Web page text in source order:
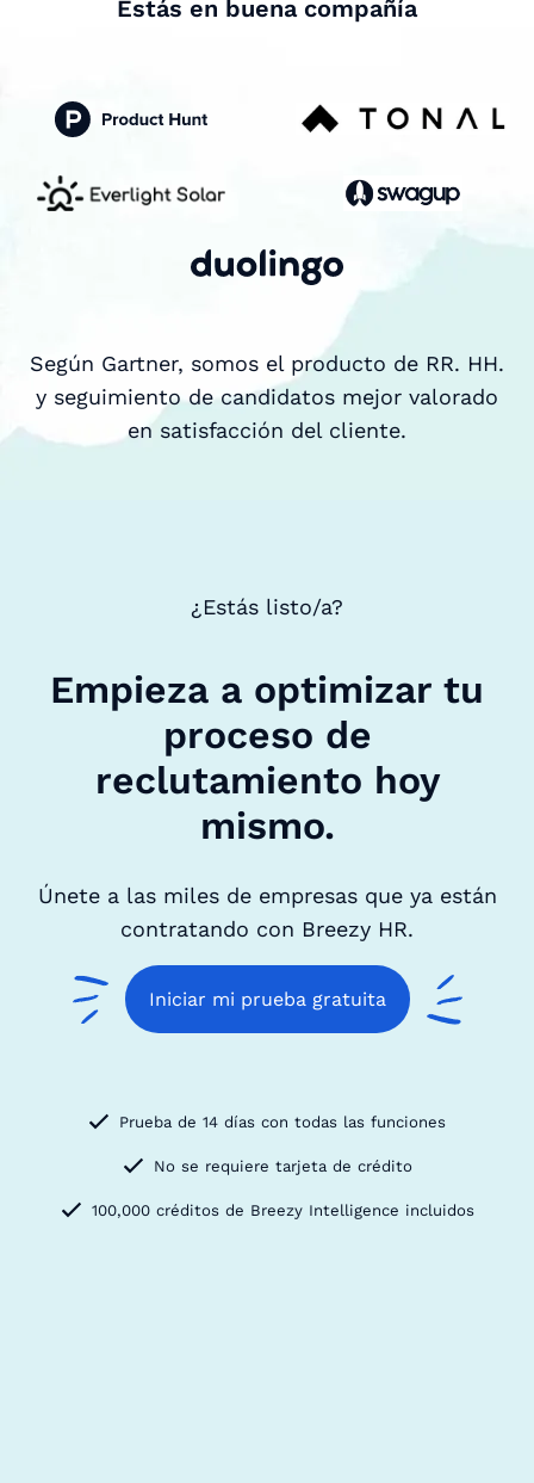
Estás en buena compañía
Según Gartner, somos el producto de RR. HH.
y seguimiento de candidatos mejor valorado
en satisfacción del cliente.
¿Estás listo/a?
Empieza a optimizar tu
proceso de
reclutamiento hoy
mismo.
Únete a las miles de empresas que ya están
contratando con Breezy HR.
Iniciar mi prueba gratuita
Prueba de 14 días con todas las funciones
No se requiere tarjeta de crédito
100,000 créditos de Breezy Intelligence incluidos